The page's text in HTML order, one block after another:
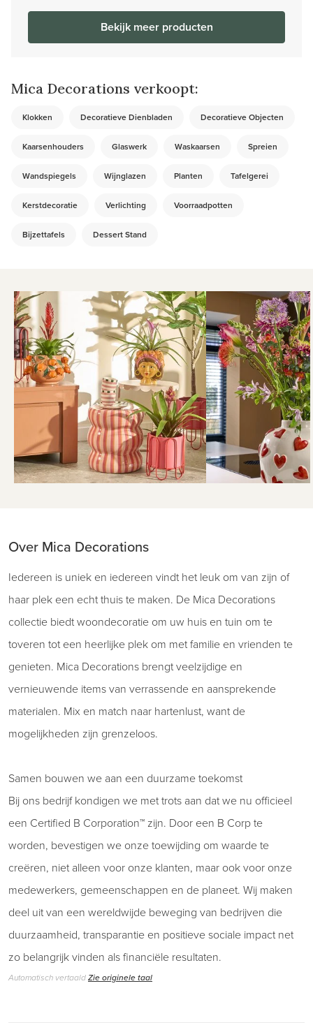
Bekijk meer producten
Mica Decorations verkoopt:
Klokken Decoratieve Dienbladen Decoratieve Objecten
Kaarsenhouders Glaswerk Waskaarsen Spreien
Wandspiegels Wijnglazen Planten Tafelgerei
Kerstdecoratie Verlichting Voorraadpotten
Bijzettafels Dessert Stand
Over Mica Decorations
Iedereen is uniek en iedereen vindt het leuk om van zijn of
haar plek een echt thuis te maken. De Mica Decorations
collectie biedt woondecoratie om uw huis en tuin om te
toveren tot een heerlijke plek om met familie en vrienden te
genieten. Mica Decorations brengt veelzijdige en
vernieuwende items van verrassende en aansprekende
materialen. Mix en match naar hartenlust, want de
mogelijkheden zijn grenzeloos.
Samen bouwen we aan een duurzame toekomst
Bij ons bedrijf kondigen we met trots aan dat we nu officieel
een Certified B Corporation™ zijn. Door een B Corp te
worden, bevestigen we onze toewijding om waarde te
creëren, niet alleen voor onze klanten, maar ook voor onze
medewerkers, gemeenschappen en de planeet. Wij maken
deel uit van een wereldwijde beweging van bedrijven die
duurzaamheid, transparantie en positieve sociale impact net
zo belangrijk vinden als financiële resultaten.
Automatisch vertaaldZie originele taal